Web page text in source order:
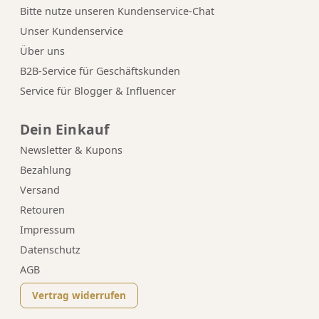
Bitte nutze unseren Kundenservice-Chat
Unser Kundenservice
Über uns
B2B-Service für Geschäftskunden
Service für Blogger & Influencer
Dein Einkauf
Newsletter & Kupons
Bezahlung
Versand
Retouren
Impressum
Datenschutz
AGB
Vertrag widerrufen